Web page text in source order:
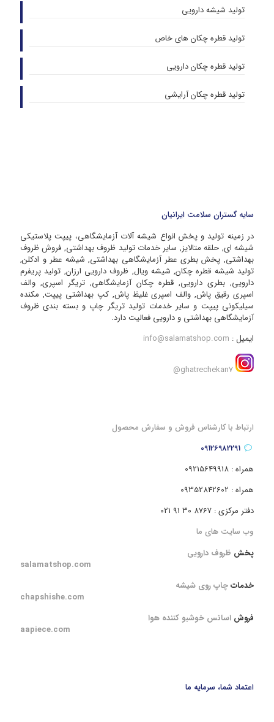
تولید شیشه دارویی
تولید قطره چکان های خاص
تولید قطره چکان دارویی
تولید قطره چکان آرایشی
سایه گستران سلامت ایرانیان
در زمینه تولید و پخش انواع شیشه آلات آزمایشگاهی، پیپت پلاستیکی
شیشه ای, حلقه متالایز, سایر خدمات تولید ظروف بهداشتی, فروش ظروف
بهداشتی, پخش بطری عطر آزمایشگاهی بهداشتی, شیشه عطر و ادکلن,
تولید شیشه قطره چکان, شیشه ویال, ظروف دارویی ارزان, تولید پریفرم
دارویی, بطری دارویی, قطره چکان آزمایشگاهی, تریگر اسپری, والف
اسپری رقیق پاش, والف اسپری غلیظ پاش, کپ بهداشتی پیپت, مکنده
سیلیکونی پیپت و سایر خدمات تولید تریگر چاپ و بسته بندی ظروف
آزمایشگاهی بهداشتی و دارویی فعالیت دارد.
ایمیل : info@salamatshop.com
ghatrechekan7@
ارتباط با کارشناس فروش و سفارش محصول
09126982291
همراه : 09215649918
همراه : 09352842602
دفتر مرکزی : 8767 30 91 021
وب سایت های ما
پخش ظروف دارویی
salamatshop.com
خدماتچاپ روی شیشه
chapshishe.com
فروش اسانس خوشبو کننده هوا
aapiece.com
اعتماد شما، سرمایه ما